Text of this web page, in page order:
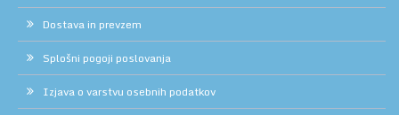
Dostava in prevzem
Splošni pogoji poslovanja
Izjava o varstvu osebnih podatkov